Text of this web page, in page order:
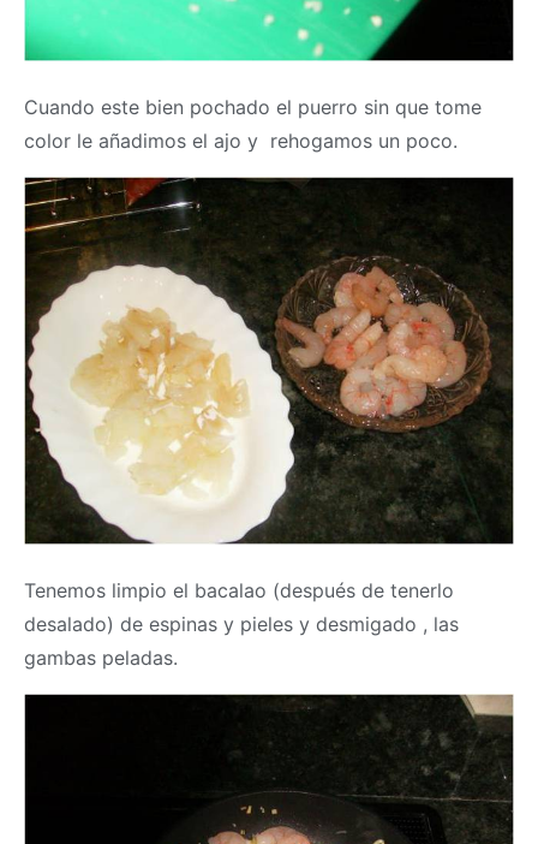
Cuando este bien pochado el puerro sin que tome
color le añadimos el ajo y rehogamos un poco.
Tenemos limpio el bacalao (después de tenerlo
desalado) de espinas y pieles y desmigado , las
gambas peladas.